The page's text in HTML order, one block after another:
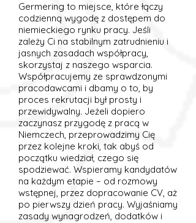
Germering to miejsce, które łączy
codzienną wygodę z dostępem do
niemieckiego rynku pracy. Jeśli
zależy Ci na stabilnym zatrudnieniu i
jasnych zasadach współpracy,
skorzystaj z naszego wsparcia.
Współpracujemy ze sprawdzonymi
pracodawcami i dbamy o to, by
proces rekrutacji był prosty i
przewidywalny. Jeżeli dopiero
zaczynasz przygodę z pracą w
Niemczech, przeprowadzimy Cię
przez kolejne kroki, tak abyś od
początku wiedział, czego się
spodziewać. Wspieramy kandydatów
na każdym etapie – od rozmowy
wstępnej, przez dopracowanie CV, aż
po pierwszy dzień pracy. Wyjaśniamy
zasady wynagrodzeń, dodatków i